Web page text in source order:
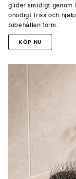
glider smidigt genom
onödigt friss och
bibehållen form.
KÖP NU